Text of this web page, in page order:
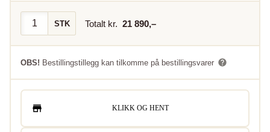
STK Totalt kr. 21 890,–
OBS! Bestillingstillegg kan tilkomme på bestillingsvarer
KLIKK OG HENT